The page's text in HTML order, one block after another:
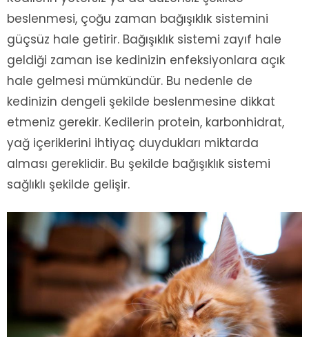
beslenmesi, çoğu zaman bağışıklık sistemini
güçsüz hale getirir. Bağışıklık sistemi zayıf hale
geldiği zaman ise kedinizin enfeksiyonlara açık
hale gelmesi mümkündür. Bu nedenle de
kedinizin dengeli şekilde beslenmesine dikkat
etmeniz gerekir. Kedilerin protein, karbonhidrat,
yağ içeriklerini ihtiyaç duydukları miktarda
alması gereklidir. Bu şekilde bağışıklık sistemi
sağlıklı şekilde gelişir.